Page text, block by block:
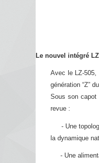
Le nouvel intégré
Avec le LZ-505,
génération “Z”
Sous son capot
revue :
- Une
la dynamique
- Une